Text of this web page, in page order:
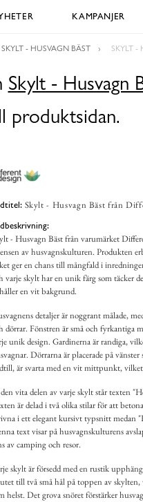
KAMPANJER
SKYLT - HUSVAGN BÄST SKYLT -
Skylt - Husvagn
produktsidan.
Skylt - Husvagn Bäst från
- Husvagn Bäst från varumärket
av husvagnskulturen. Produkten
ger en chans till mångfald i
varje skylt har en unik färg som täcker
en vit bakgrund.
detaljer är noggrant målade,
dörrar. Fönstren är små och fyrkantiga
unik design. Gardinerna är randiga,
Dörrarna är placerade på
är svarta med en vit mittpunkt,
den vita delen av varje skylt står texten
är delad i två olika stilar för att
i ett elegant kursivt typsnitt medan
text visar på husvagnskulturens
av camping och resor.
skylt är försedd med en rustik
till två små hål på toppen av
helst. Det grova snöret förstärker